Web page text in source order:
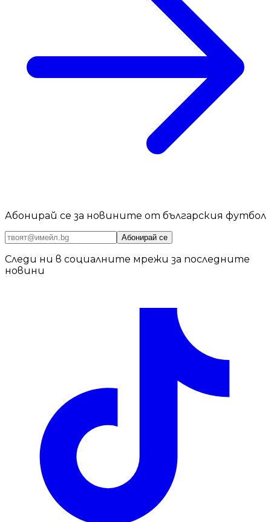
Абонирай се за новините от българския футбол
Абонирай се
Следи ни в социалните мрежи за последните
новини